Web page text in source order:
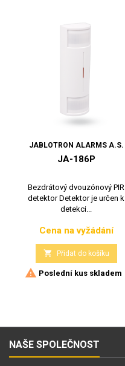
JABLOTRON ALARMS A.S.
JA-186P
Bezdrátový dvouzónový PIR
detektor Detektor je určen k
detekci...
Cena
Cena na vyžádání
 Přidat do košíku
 Poslední kus skladem
NAŠE SPOLEČNOST